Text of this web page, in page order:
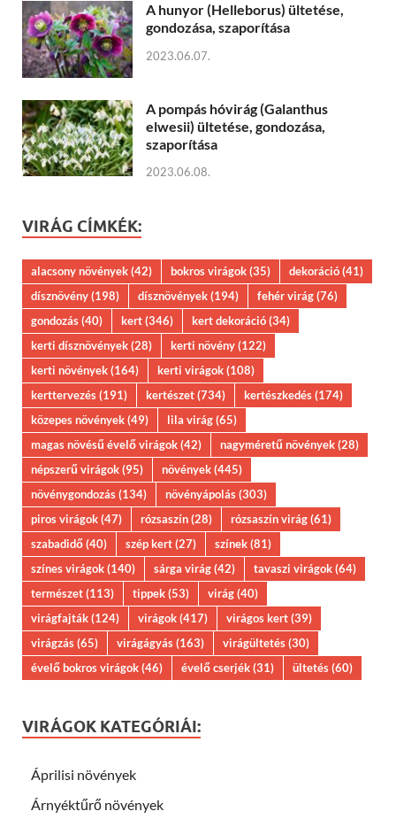
A hunyor (Helleborus) ültetése,
gondozása, szaporítása
2023.06.07.
A pompás hóvirág (Galanthus
elwesii) ültetése, gondozása,
szaporítása
2023.06.08.
VIRÁG CÍMKÉK:
alacsony növények(42) bokros virágok(35) dekoráció(41)
dísznövény(198) dísznövények(194) fehér virág(76)
gondozás(40) kert(346) kert dekoráció(34)
kerti dísznövények(28) kerti növény(122)
kerti növények(164) kerti virágok(108)
kerttervezés(191) kertészet(734) kertészkedés(174)
közepes növények(49) lila virág(65)
magas növésű évelő virágok(42) nagyméretű növények(28)
népszerű virágok(95) növények(445)
növénygondozás(134) növényápolás(303)
piros virágok(47) rózsaszín(28) rózsaszín virág(61)
szabadidő(40) szép kert(27) színek(81)
színes virágok(140) sárga virág(42) tavaszi virágok(64)
természet(113) tippek(53) virág(40)
virágfajták(124) virágok(417) virágos kert(39)
virágzás(65) virágágyás(163) virágültetés(30)
évelő bokros virágok(46) évelő cserjék(31) ültetés(60)
VIRÁGOK KATEGÓRIÁI:
Áprilisi növények
Árnyéktűrő növények